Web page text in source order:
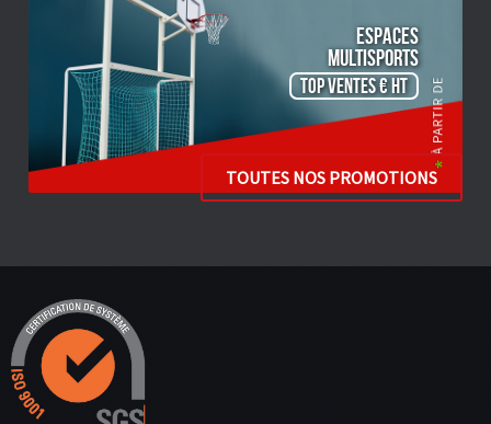
ESPACES
Multisports
TOP VENTES € HT
TOUTES NOS PROMOTIONS